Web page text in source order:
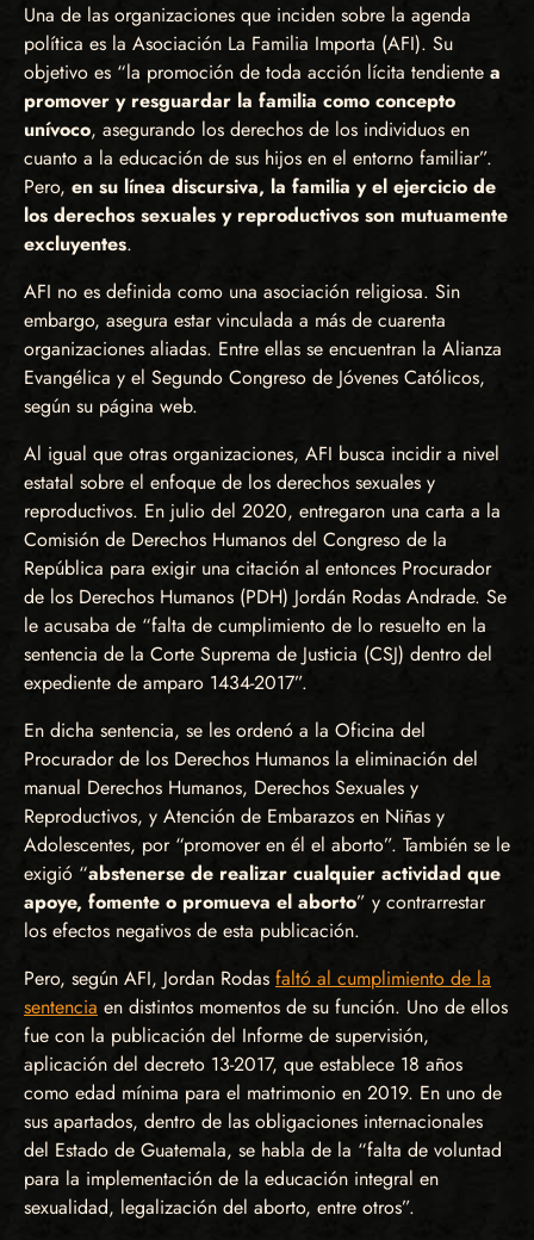
Una de las organizaciones que inciden sobre la agenda
política es la Asociación La Familia Importa (AFI). Su
objetivo es “la promoción de toda acción lícita tendiente a
promover y resguardar la familia como concepto
unívoco, asegurando los derechos de los individuos en
cuanto a la educación de sus hijos en el entorno familiar”.
Pero, en su línea discursiva, la familia y el ejercicio de
los derechos sexuales y reproductivos son mutuamente
excluyentes.
AFI no es definida como una asociación religiosa. Sin
embargo, asegura estar vinculada a más de cuarenta
organizaciones aliadas. Entre ellas se encuentran la Alianza
Evangélica y el Segundo Congreso de Jóvenes Católicos,
según su página web.
Al igual que otras organizaciones, AFI busca incidir a nivel
estatal sobre el enfoque de los derechos sexuales y
reproductivos. En julio del 2020, entregaron una carta a la
Comisión de Derechos Humanos del Congreso de la
República para exigir una citación al entonces Procurador
de los Derechos Humanos (PDH) Jordán Rodas Andrade. Se
le acusaba de “falta de cumplimiento de lo resuelto en la
sentencia de la Corte Suprema de Justicia (CSJ) dentro del
expediente de amparo 1434-2017”.
En dicha sentencia, se les ordenó a la Oficina del
Procurador de los Derechos Humanos la eliminación del
manual Derechos Humanos, Derechos Sexuales y
Reproductivos, y Atención de Embarazos en Niñas y
Adolescentes, por “promover en él el aborto”. También se le
exigió “abstenerse de realizar cualquier actividad que
apoye, fomente o promueva el aborto” y contrarrestar
los efectos negativos de esta publicación.
Pero, según AFI, Jordan Rodas faltó al cumplimiento de la
sentencia en distintos momentos de su función. Uno de ellos
fue con la publicación del Informe de supervisión,
aplicación del decreto 13-2017, que establece 18 años
como edad mínima para el matrimonio en 2019. En uno de
sus apartados, dentro de las obligaciones internacionales
del Estado de Guatemala, se habla de la “falta de voluntad
para la implementación de la educación integral en
sexualidad, legalización del aborto, entre otros”.